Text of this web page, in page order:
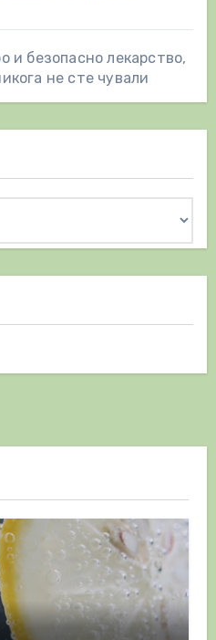
и безопасно лекарство,
не сте чували